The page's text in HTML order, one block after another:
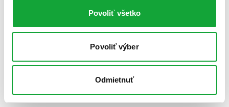
Povoliť všetko
Povoliť výber
Odmietnuť